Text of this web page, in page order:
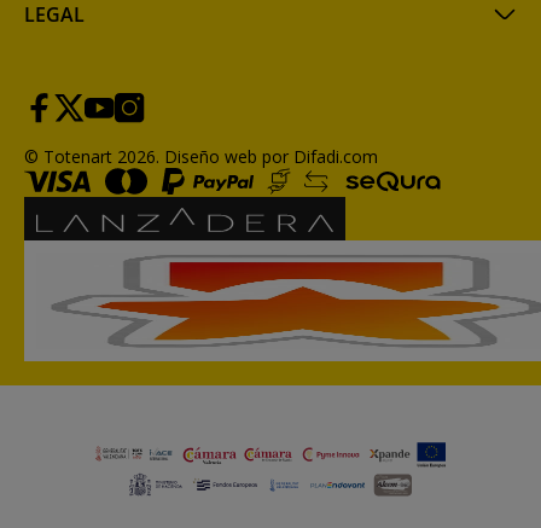
LEGAL
© Totenart 2026. Diseño web por Difadi.com